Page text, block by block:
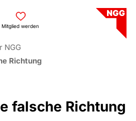
Mitglied werden
NGG
Richtung
falsche Richtung